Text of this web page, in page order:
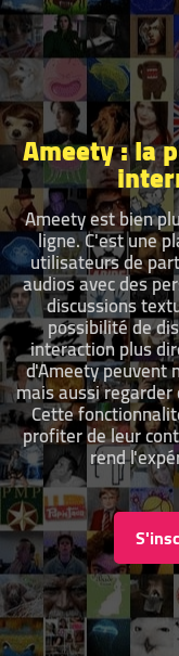
Ameety : la
Ameety est bien
ligne. C'est une
utilisateurs de
audios avec des
discussions
possibilité de
interaction plus
d'Ameety peuvent
mais aussi regarder
Cette
profiter de leur
rend